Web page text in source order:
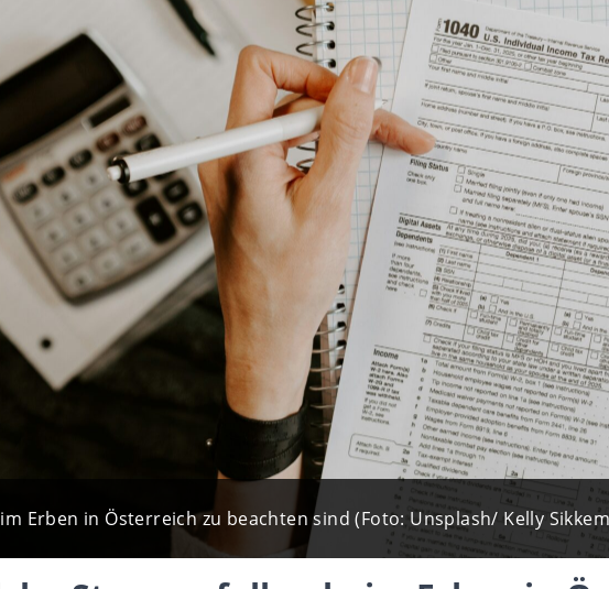
Erben in Österreich zu beachten sind (Foto: Unsplash/ Kelly